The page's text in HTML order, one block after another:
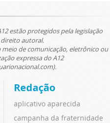
estão protegidos pela legislação
autoral.
de comunicação, eletrônico ou
expressa do A12
Redação
aplicativo aparecida
campanha da fraternidade